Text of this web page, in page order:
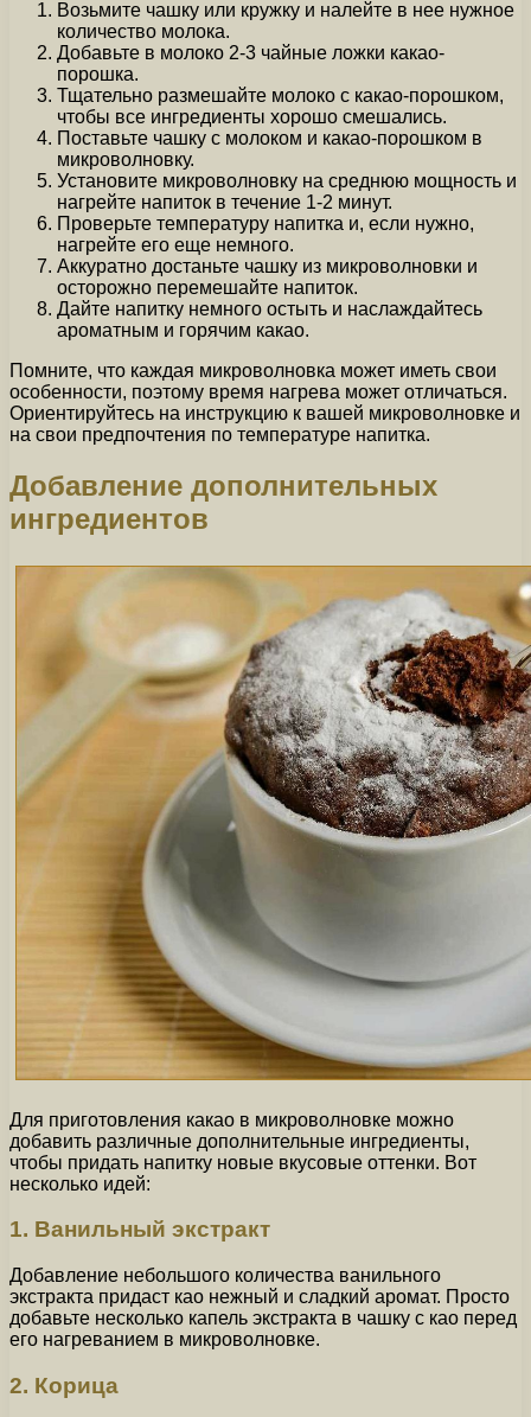
Возьмите чашку или кружку и налейте в нее нужное
количество молока.
Добавьте в молоко 2-3 чайные ложки какао-
порошка.
Тщательно размешайте молоко с какао-порошком,
чтобы все ингредиенты хорошо смешались.
Поставьте чашку с молоком и какао-порошком в
микроволновку.
Установите микроволновку на среднюю мощность и
нагрейте напиток в течение 1-2 минут.
Проверьте температуру напитка и, если нужно,
нагрейте его еще немного.
Аккуратно достаньте чашку из микроволновки и
осторожно перемешайте напиток.
Дайте напитку немного остыть и наслаждайтесь
ароматным и горячим какао.
Помните, что каждая микроволновка может иметь свои
особенности, поэтому время нагрева может отличаться.
Ориентируйтесь на инструкцию к вашей микроволновке и
на свои предпочтения по температуре напитка.
Добавление дополнительных
ингредиентов
Для приготовления какао в микроволновке можно
добавить различные дополнительные ингредиенты,
чтобы придать напитку новые вкусовые оттенки. Вот
несколько идей:
1. Ванильный экстракт
Добавление небольшого количества ванильного
экстракта придаст као нежный и сладкий аромат. Просто
добавьте несколько капель экстракта в чашку с као перед
его нагреванием в микроволновке.
2. Корица